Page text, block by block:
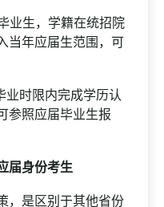
生，学籍在统招院
当年应届生范围，可
时限内完成学历认
参照应届毕业生报
身份考生
是区别于其他省份